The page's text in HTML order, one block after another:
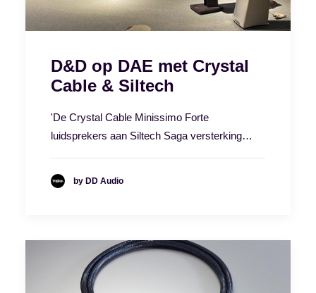
D&D op DAE met Crystal
Cable & Siltech
'De Crystal Cable Minissimo Forte
luidsprekers aan Siltech Saga versterking…
by DD Audio